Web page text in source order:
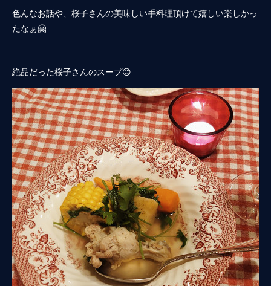
色んなお話や、桜子さんの美味しい手料理頂けて嬉しい楽しかっ
たなぁ🤗
絶品だった桜子さんのスープ😊